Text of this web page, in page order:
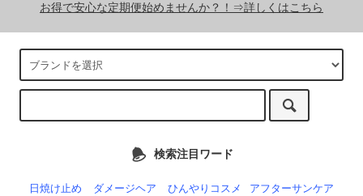
お得で安心な定期便始めませんか？！⇒詳しくはこちら
検索注目ワード
日焼け止め ダメージヘア ひんやりコスメ
アフターサンケア